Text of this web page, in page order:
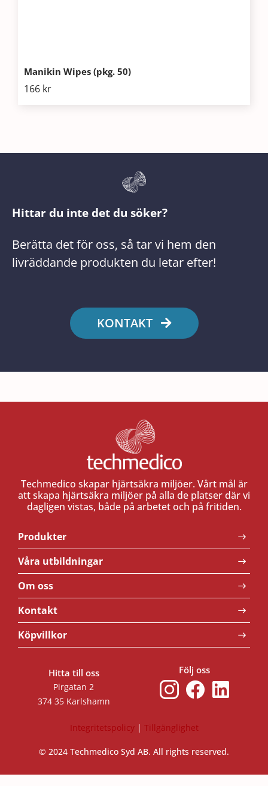
Manikin Wipes (pkg. 50)
166 kr
Hittar du inte det du söker?
Berätta det för oss, så tar vi hem den
livräddande produkten du letar efter!
KONTAKT
Techmedico skapar hjärtsäkra miljöer. Vårt mål är
att skapa hjärtsäkra miljöer på alla de platser där vi
dagligen vistas, både på arbetet och på fritiden.
Integritetspolicy| Tillgänglighet
© 2024 Techmedico Syd AB. All rights reserved.
Produkter
Våra utbildningar
Om oss
Kontakt
Köpvillkor
Hitta till oss
Pirgatan 2
374 35 Karlshamn
Följ oss